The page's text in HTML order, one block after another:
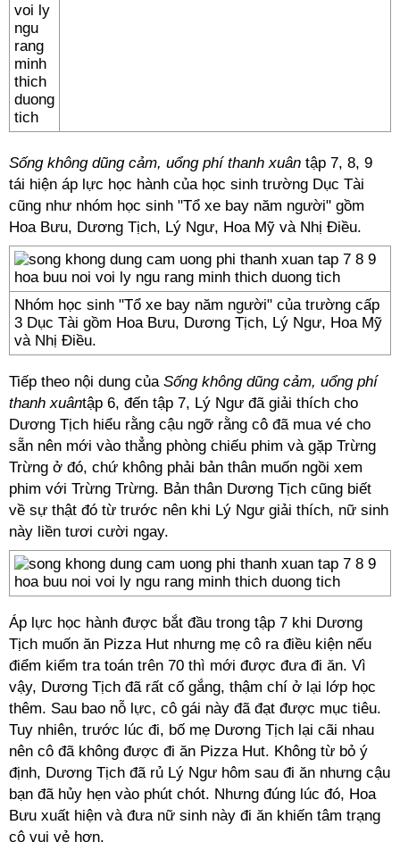
Sống không dũng cảm, uổng phí thanh xuân tập 7, 8, 9
tái hiện áp lực học hành của học sinh trường Dục Tài
cũng như nhóm học sinh "Tổ xe bay năm người" gồm
Hoa Bưu, Dương Tịch, Lý Ngư, Hoa Mỹ và Nhị Điều.
Nhóm học sinh "Tổ xe bay năm người" của trường cấp
3 Dục Tài gồm Hoa Bưu, Dương Tịch, Lý Ngư, Hoa Mỹ
và Nhị Điều.
Tiếp theo nội dung của Sống không dũng cảm, uổng phí
thanh xuântập 6, đến tập 7, Lý Ngư đã giải thích cho
Dương Tịch hiểu rằng cậu ngỡ rằng cô đã mua vé cho
sẵn nên mới vào thẳng phòng chiếu phim và gặp Trừng
Trừng ở đó, chứ không phải bản thân muốn ngồi xem
phim với Trừng Trừng. Bản thân Dương Tịch cũng biết
về sự thật đó từ trước nên khi Lý Ngư giải thích, nữ sinh
này liền tươi cười ngay.
Áp lực học hành được bắt đầu trong tập 7 khi Dương
Tịch muốn ăn Pizza Hut nhưng mẹ cô ra điều kiện nếu
điểm kiểm tra toán trên 70 thì mới được đưa đi ăn. Vì
vậy, Dương Tịch đã rất cố gắng, thậm chí ở lại lớp học
thêm. Sau bao nỗ lực, cô gái này đã đạt được mục tiêu.
Tuy nhiên, trước lúc đi, bố mẹ Dương Tịch lại cãi nhau
nên cô đã không được đi ăn Pizza Hut. Không từ bỏ ý
định, Dương Tịch đã rủ Lý Ngư hôm sau đi ăn nhưng cậu
bạn đã hủy hẹn vào phút chót. Nhưng đúng lúc đó, Hoa
Bưu xuất hiện và đưa nữ sinh này đi ăn khiến tâm trạng
cô vui vẻ hơn.